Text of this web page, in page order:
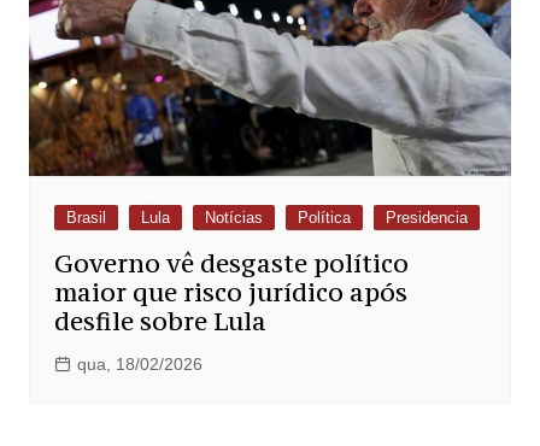
Brasil Lula Notícias Política Presidencia
Governo vê desgaste político
maior que risco jurídico após
desfile sobre Lula
qua, 18/02/2026